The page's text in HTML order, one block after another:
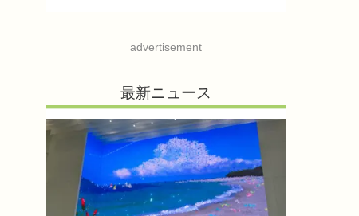
advertisement
最新ニュース